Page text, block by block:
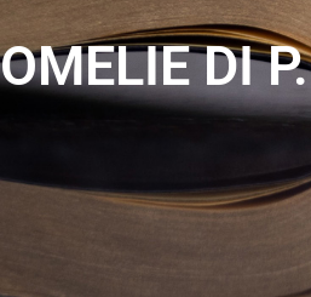
OMELIE DI